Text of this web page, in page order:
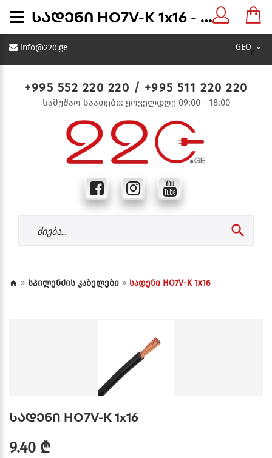
GEO
0
info@220.ge
+995 552 220 220 / +995 511 220 220
სამუშაო საათები: ყოველდღე 09:00 - 18:00
სპილენძის კაბელები სადენი HO7V-K 1x16
სადენი HO7V-K 1x16
9.40 ₾
სადენი HO7V-K 1x16 - 220.ge